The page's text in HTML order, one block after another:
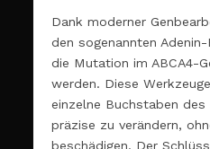
Dank moderner
den sogenannten
die Mutation im ABCA4-
werden. Diese
einzelne Buchstaben des
präzise zu verändern,
beschädigen. Der